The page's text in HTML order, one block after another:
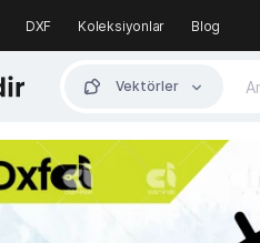
DXF Koleksiyonlar Blog
Vektörler